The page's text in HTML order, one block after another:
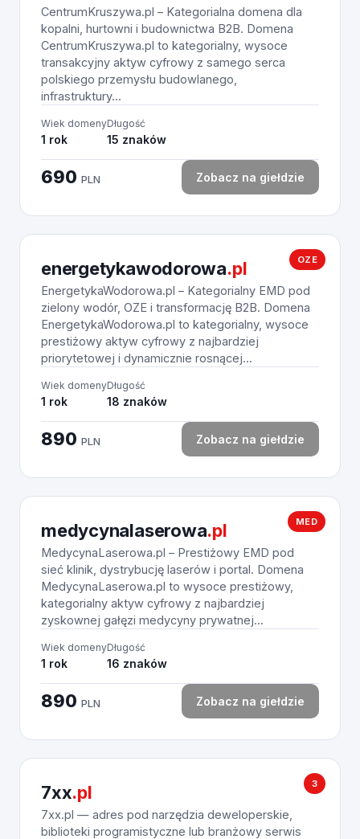
CentrumKruszywa.pl – Kategorialna domena dla
kopalni, hurtowni i budownictwa B2B. Domena
CentrumKruszywa.pl to kategorialny, wysoce
transakcyjny aktyw cyfrowy z samego serca
polskiego przemysłu budowlanego,
infrastruktury...
Wiek domeny
1 rok
Długość
15 znaków
690 PLN Zobacz na giełdzie
OZE
energetykawodorowa.pl
EnergetykaWodorowa.pl – Kategorialny EMD pod
zielony wodór, OZE i transformację B2B. Domena
EnergetykaWodorowa.pl to kategorialny, wysoce
prestiżowy aktyw cyfrowy z najbardziej
priorytetowej i dynamicznie rosnącej...
Wiek domeny
1 rok
Długość
18 znaków
890 PLN Zobacz na giełdzie
MED
medycynalaserowa.pl
MedycynaLaserowa.pl – Prestiżowy EMD pod
sieć klinik, dystrybucję laserów i portal. Domena
MedycynaLaserowa.pl to wysoce prestiżowy,
kategorialny aktyw cyfrowy z najbardziej
zyskownej gałęzi medycyny prywatnej...
Wiek domeny
1 rok
Długość
16 znaków
890 PLN Zobacz na giełdzie
3
7xx.pl
7xx.pl — adres pod narzędzia deweloperskie,
biblioteki programistyczne lub branżowy serwis